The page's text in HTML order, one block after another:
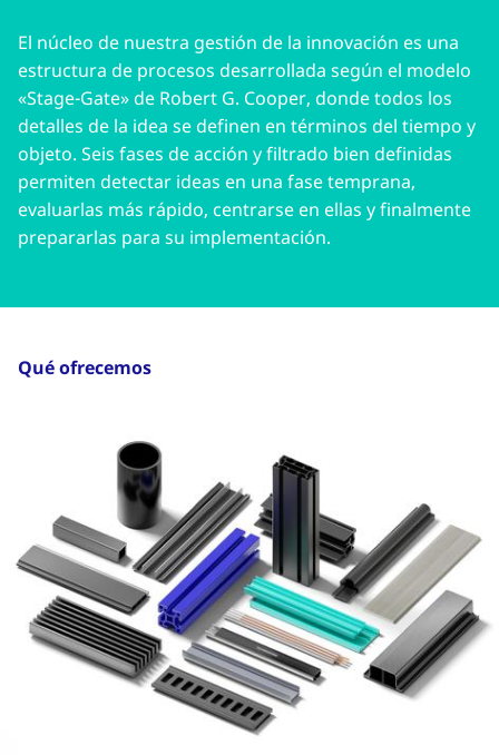
El núcleo de nuestra gestión de la innovación es una
estructura de procesos desarrollada según el modelo
«Stage-Gate» de Robert G. Cooper, donde todos los
detalles de la idea se definen en términos del tiempo y
objeto. Seis fases de acción y filtrado bien definidas
permiten detectar ideas en una fase temprana,
evaluarlas más rápido, centrarse en ellas y finalmente
prepararlas para su implementación.
Qué ofrecemos